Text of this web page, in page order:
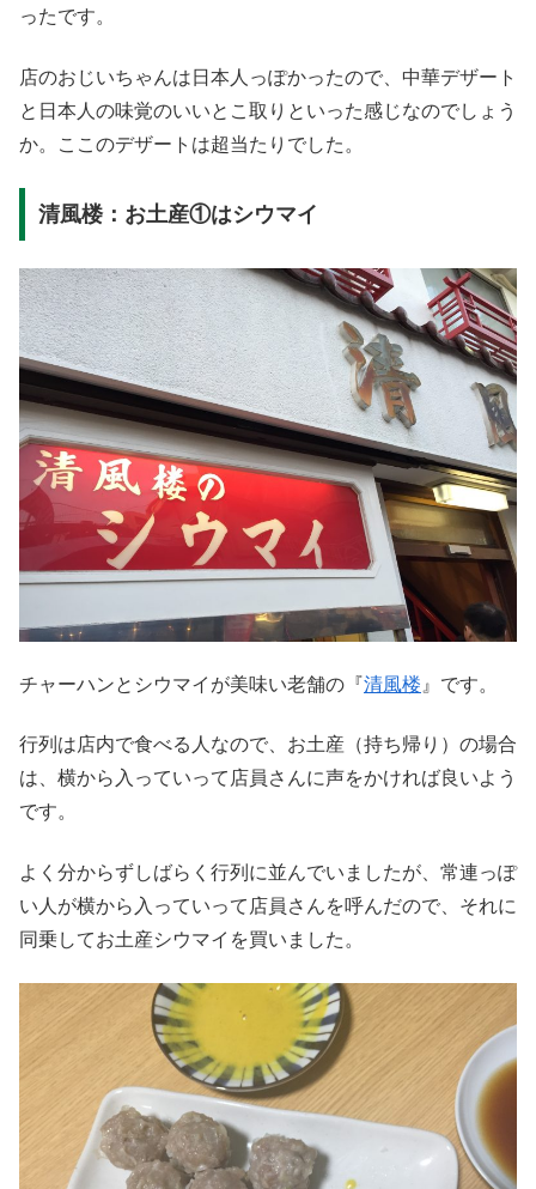
ったです。
店のおじいちゃんは日本人っぽかったので、中華デザート
と日本人の味覚のいいとこ取りといった感じなのでしょう
か。ここのデザートは超当たりでした。
清風楼：お土産①はシウマイ
チャーハンとシウマイが美味い老舗の『清風楼 』です。
行列は店内で食べる人なので、お土産（持ち帰り）の場合
は、横から入っていって店員さんに声をかければ良いよう
です。
よく分からずしばらく行列に並んでいましたが、常連っぽ
い人が横から入っていって店員さんを呼んだので、それに
同乗してお土産シウマイを買いました。